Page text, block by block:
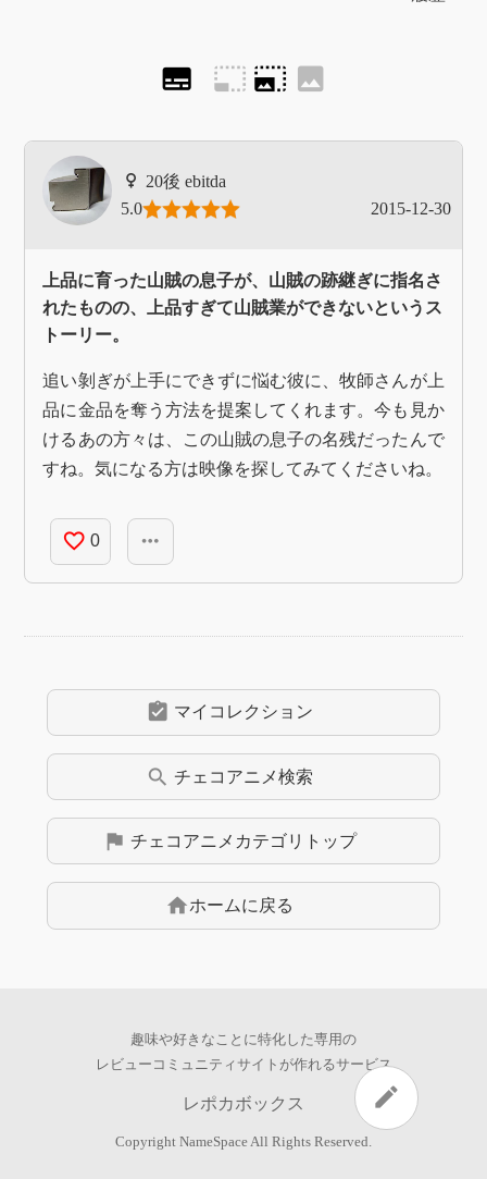
edit
subtitles photo_size_select_small photo_size_select_large image
ebitda
5.0
2015-12-30
上品に育った山賊の息子が、山賊の跡継ぎに指名さ
れたものの、上品すぎて山賊業ができないというス
トーリー。
追い剝ぎが上手にできずに悩む彼に、牧師さんが上
品に金品を奪う方法を提案してくれます。今も見か
けるあの方々は、この山賊の息子の名残だったんで
すね。気になる方は映像を探してみてくださいね。
favorite_border 0 more_horiz
assignment_turned_in マイコレクション
search チェコアニメ検索
flag チェコアニメ カテゴリトップ
homeホームに戻る
趣味や好きなことに特化した専用の
レビューコミュニティサイトが作れるサービス
レポカボックス
Copyright NameSpace All Rights Reserved.